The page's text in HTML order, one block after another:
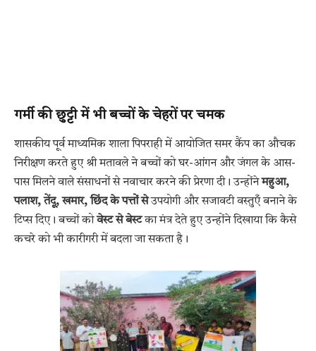
गर्मी की छुट्टी में भी बच्चों के चेहरों पर चमक
शासकीय पूर्व माध्यमिक शाला पिपराही में आयोजित समर कैंप का औचक
निरीक्षण करते हुए श्री मतावले ने बच्चों को घर-आंगन और जंगल के आस-
पास मिलने वाले संसाधनों से नवाचार करने की प्रेरणा दी। उन्होंनेमहुआ,
पलाश, तेंदू, खमार, छिंद के पत्तों सेउपयोगी और सजावटी वस्तुएँ बनाने के
टिप्स दिए। बच्चों कोवेस्ट से बेस्टका मंत्र देते हुए उन्होंने दिखाया कि कैसे
कचरे को भी कारीगरी में बदला जा सकता है।